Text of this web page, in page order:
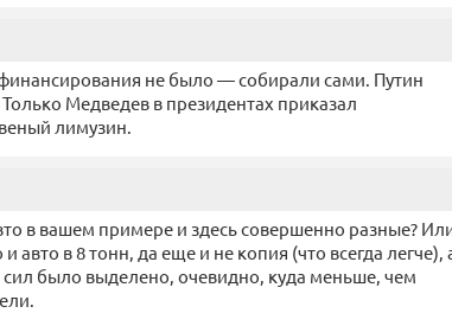
не было — собирали сами. Путин
Медведев в президентах приказал
лимузин.
в вашем примере и здесь совершенно разные?
авто в 8 тонн, да еще и не копия (что всегда легче),
сил было выделено, очевидно, куда меньше, чем